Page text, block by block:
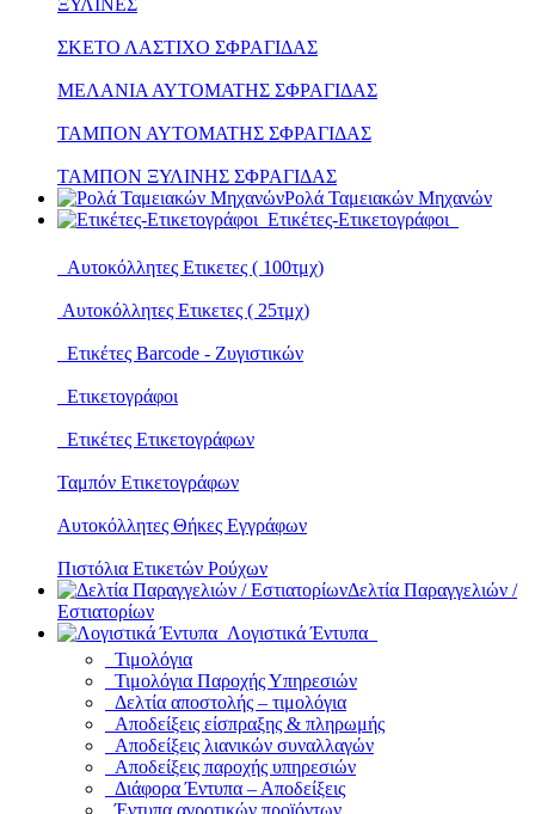
ΞΥΛΙΝΕΣ
ΣΚΕΤΟ ΛΑΣΤΙΧΟ ΣΦΡΑΓΙΔΑΣ
ΜΕΛΑΝΙΑ ΑΥΤΟΜΑΤΗΣ ΣΦΡΑΓΙΔΑΣ
ΤΑΜΠΟΝ ΑΥΤΟΜΑΤΗΣ ΣΦΡΑΓΙΔΑΣ
ΤΑΜΠΟΝ ΞΥΛΙΝΗΣ ΣΦΡΑΓΙΔΑΣ
Ρολά Ταμειακών Μηχανών
Ετικέτες-Ετικετογράφοι
Αυτοκόλλητες Ετικετες ( 100τμχ)
Αυτοκόλλητες Ετικετες ( 25τμχ)
Ετικέτες Barcode - Ζυγιστικών
Ετικετογράφοι
Ετικέτες Ετικετογράφων
Ταμπόν Ετικετογράφων
Αυτοκόλλητες Θήκες Εγγράφων
Πιστόλια Ετικετών Ρούχων
Δελτία Παραγγελιών /
Εστιατορίων
Λογιστικά Έντυπα
Τιμολόγια
Τιμολόγια Παροχής Υπηρεσιών
Δελτία αποστολής – τιμολόγια
Αποδείξεις είσπραξης & πληρωμής
Αποδείξεις λιανικών συναλλαγών
Αποδείξεις παροχής υπηρεσιών
Διάφορα Έντυπα – Αποδείξεις
Έντυπα αγροτικών προϊόντων